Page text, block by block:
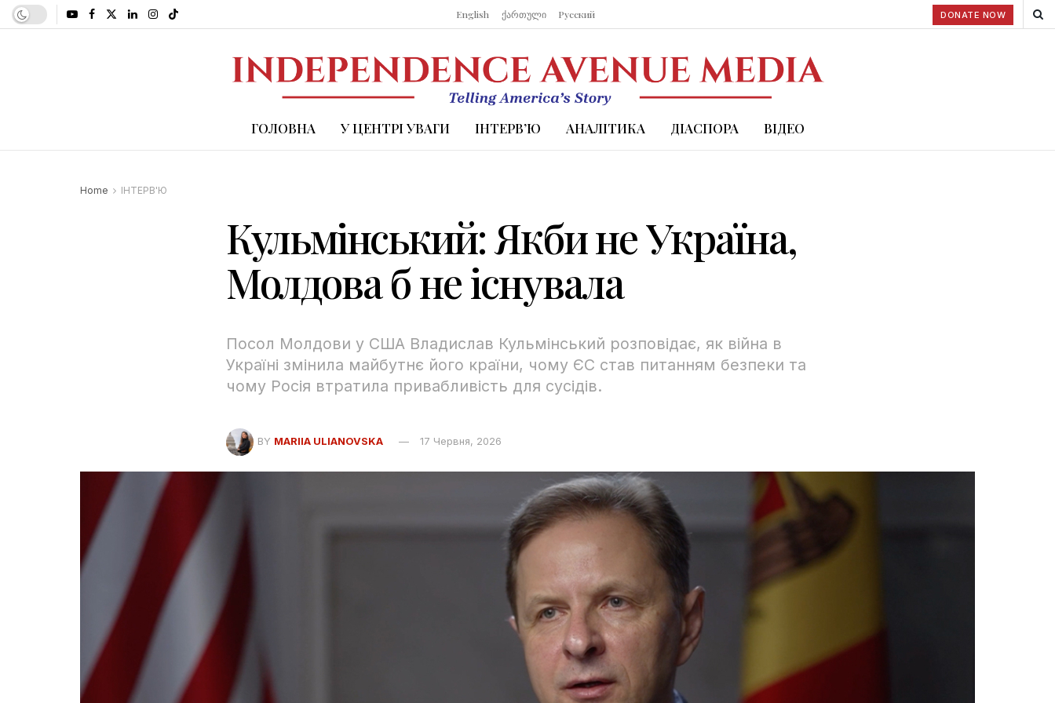
English ქართული Русский DONATE NOW
ГОЛОВНА У ЦЕНТРІ УВАГИ ІНТЕРВ’Ю АНАЛІТИКА ДІАСПОРА ВІДЕО
Home ІНТЕРВ'Ю
Кульмінський: Якби не Україна,
Молдова б не існувала
Посол Молдови у США Владислав Кульмінський розповідає, як війна в
Україні змінила майбутнє його країни, чому ЄС став питанням безпеки та
чому Росія втратила привабливість для сусідів.
BY MARIIA ULIANOVSKA 17 Червня, 2026